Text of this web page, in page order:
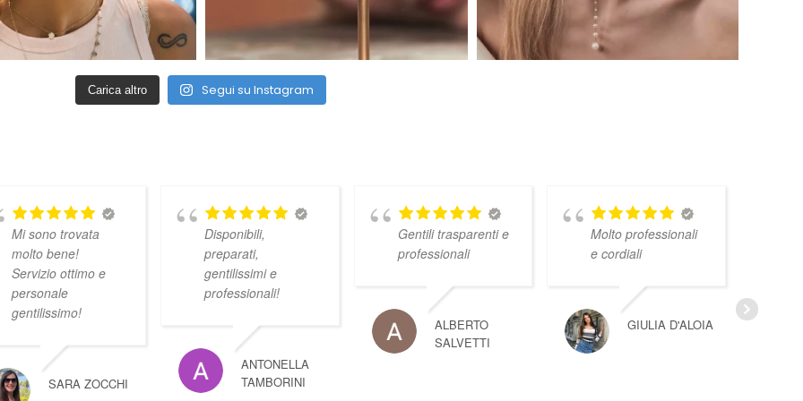
Carica altro Segui su Instagram
Mi sono trovata
molto bene!
Servizio ottimo e
personale
gentilissimo!
SARA ZOCCHI
Disponibili,
preparati,
gentilissimi e
professionali!
ANTONELLA
TAMBORINI
Gentili trasparenti e
professionali
ALBERTO
SALVETTI
Molto professionali
e cordiali
GIULIA D'ALOIA